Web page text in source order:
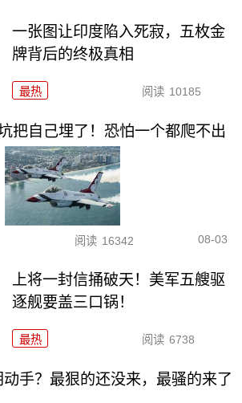
一张图让印度陷入死寂，五枚金
牌背后的终极真相
最热 阅读 10185
把自己埋了！恐怕一个都爬不出
阅读 16342 08-03
上将一封信捅破天！美军五艘驱
逐舰要盖三口锅！
最热 阅读 6738
手？最狠的还没来，最骚的来了